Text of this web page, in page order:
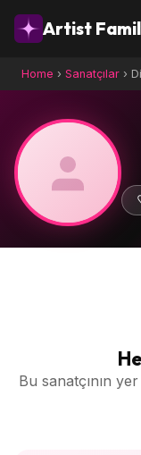
Artist
Home › Sanatçılar ›
Bu sanatçının